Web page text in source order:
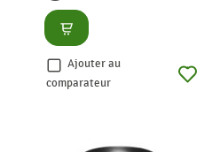
Consulter
Ajouter au
comparateur